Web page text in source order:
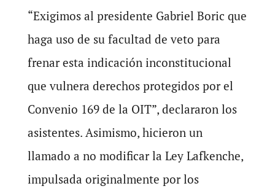
“Exigimos al presidente Gabriel Boric que
haga uso de su facultad de veto para
frenar esta indicación inconstitucional
que vulnera derechos protegidos por el
Convenio 169 de la OIT”, declararon los
asistentes. Asimismo, hicieron un
llamado a no modificar la Ley Lafkenche,
impulsada originalmente por los